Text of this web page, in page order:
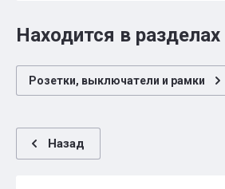
Находится в разделах
Розетки, выключатели и рамки
Назад